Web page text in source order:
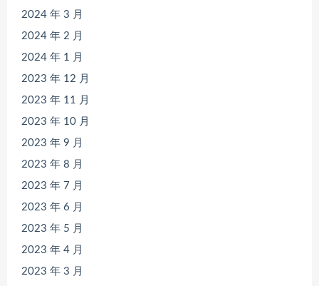
2024 年 3 月
2024 年 2 月
2024 年 1 月
2023 年 12 月
2023 年 11 月
2023 年 10 月
2023 年 9 月
2023 年 8 月
2023 年 7 月
2023 年 6 月
2023 年 5 月
2023 年 4 月
2023 年 3 月